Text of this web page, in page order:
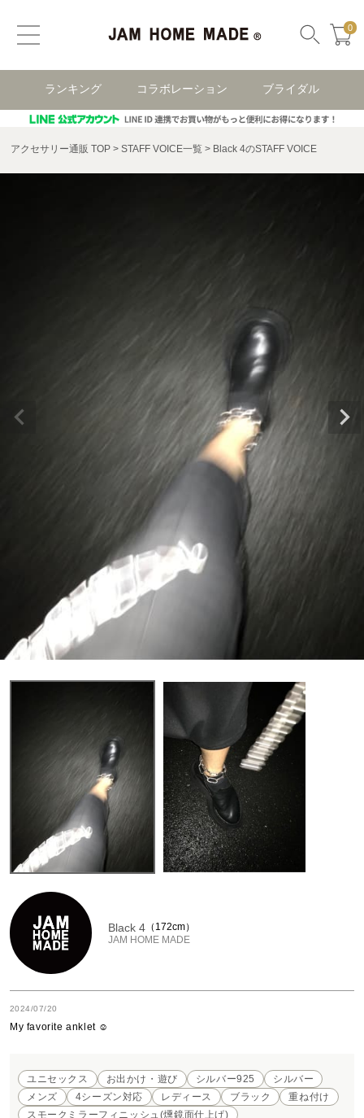
0
ランキング コラボレーション ブライダル
アクセサリー通販 TOP STAFF VOICE一覧 Black 4のSTAFF VOICE
Black 4
JAM HOME MADE
172cm
2024/07/20
My favorite anklet ☺︎
ユニセックス お出かけ・遊び シルバー925
シルバー
メンズ
4シーズン対応 レディース ブラック
重ね付け
スモークミラーフィニッシュ(燻鏡面仕上げ)